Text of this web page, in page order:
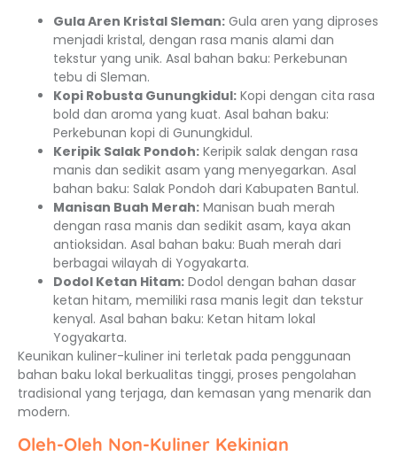
Gula Aren Kristal Sleman: Gula aren yang diproses
menjadi kristal, dengan rasa manis alami dan
tekstur yang unik. Asal bahan baku: Perkebunan
tebu di Sleman.
Kopi Robusta Gunungkidul: Kopi dengan cita rasa
bold dan aroma yang kuat. Asal bahan baku:
Perkebunan kopi di Gunungkidul.
Keripik Salak Pondoh: Keripik salak dengan rasa
manis dan sedikit asam yang menyegarkan. Asal
bahan baku: Salak Pondoh dari Kabupaten Bantul.
Manisan Buah Merah: Manisan buah merah
dengan rasa manis dan sedikit asam, kaya akan
antioksidan. Asal bahan baku: Buah merah dari
berbagai wilayah di Yogyakarta.
Dodol Ketan Hitam: Dodol dengan bahan dasar
ketan hitam, memiliki rasa manis legit dan tekstur
kenyal. Asal bahan baku: Ketan hitam lokal
Yogyakarta.
Keunikan kuliner-kuliner ini terletak pada penggunaan
bahan baku lokal berkualitas tinggi, proses pengolahan
tradisional yang terjaga, dan kemasan yang menarik dan
modern.
Oleh-Oleh Non-Kuliner Kekinian